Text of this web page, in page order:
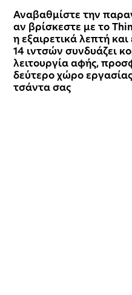
Αναβαθμίστε την
αν βρίσκεστε με το
η εξαιρετικά λεπτή
14 ιντσών συνδυάζει
λειτουργία αφής,
δεύτερο χώρο
τσάντα σας